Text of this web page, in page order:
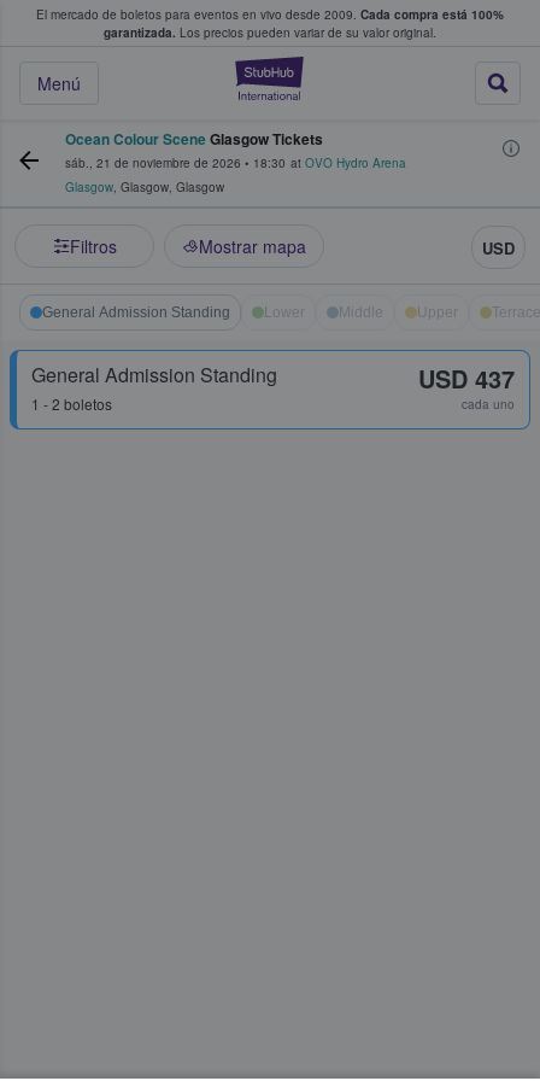
El mercado de boletos para eventos en vivo desde 2009. Cada compra está 100%
garantizada. Los precios pueden variar de su valor original.
StubHub: donde
Menú
fans compran y venden boletos
Ocean Colour SceneGlasgow Tickets
sáb., 21 de noviembre de 2026 • 18:30 at OVO Hydro Arena
Glasgow, Glasgow, Glasgow
Filtros Mostrar mapa USD
General Admission Standing Lower Middle Upper Terrace
General Admission Standing
1 - 2 boletos
USD 437
cada uno